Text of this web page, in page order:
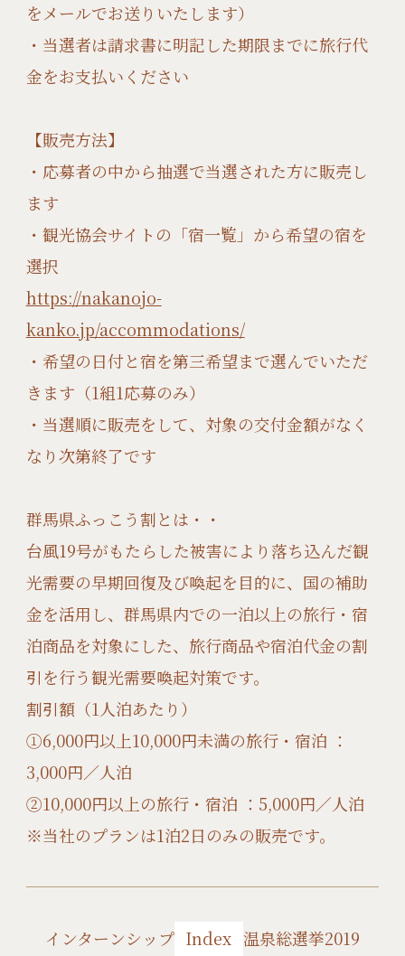
をメールでお送りいたします）
・当選者は請求書に明記した期限までに旅行代
金をお支払いください
【販売方法】
・応募者の中から抽選で当選された方に販売し
ます
・観光協会サイトの「宿一覧」から希望の宿を
選択
https://nakanojo-
kanko.jp/accommodations/
・希望の日付と宿を第三希望まで選んでいただ
きます（1組1応募のみ）
・当選順に販売をして、対象の交付金額がなく
なり次第終了です
群馬県ふっこう割とは・・
台風19号がもたらした被害により落ち込んだ観
光需要の早期回復及び喚起を目的に、国の補助
金を活用し、群馬県内での一泊以上の旅行・宿
泊商品を対象にした、旅行商品や宿泊代金の割
引を行う観光需要喚起対策です。
割引額（1人泊あたり）
①6,000円以上10,000円未満の旅行・宿泊 ：
3,000円／人泊
②10,000円以上の旅行・宿泊 ：5,000円／人泊
※当社のプランは1泊2日のみの販売です。
インターンシップ Index 温泉総選挙2019